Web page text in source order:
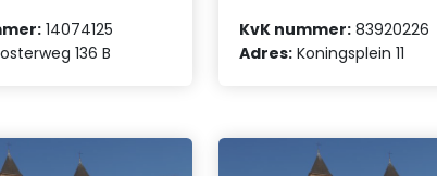
14074125
136 B
KvK nummer: 83920226
Adres: Koningsplein 11